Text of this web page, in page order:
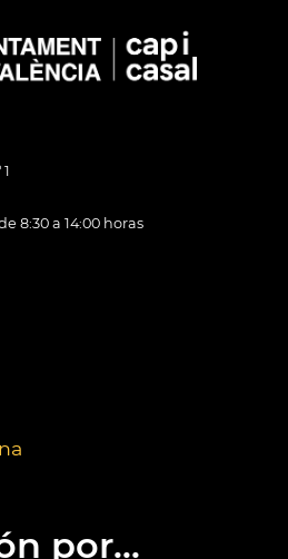
8:30 a 14:00 horas
por...